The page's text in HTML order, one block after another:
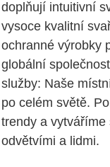
doplňují intuitivní
vysoce kvalitní
ochranné výrobky
globální
služby: Naše
po celém světě.
trendy a vytváříme
odvětvími a lidmi.